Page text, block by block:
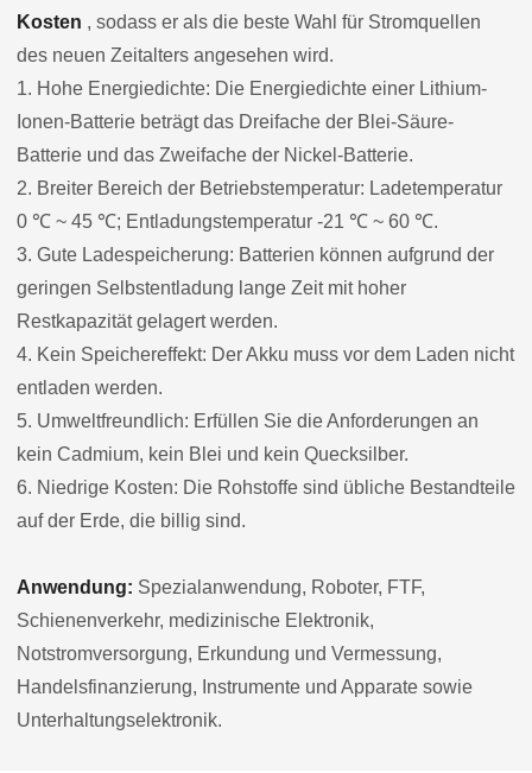
Kosten , sodass er als die beste Wahl für Stromquellen
des neuen Zeitalters angesehen wird.
1. Hohe Energiedichte: Die Energiedichte einer Lithium-
Ionen-Batterie beträgt das Dreifache der Blei-Säure-
Batterie und das Zweifache der Nickel-Batterie.
2. Breiter Bereich der Betriebstemperatur: Ladetemperatur
0 ℃ ~ 45 ℃; Entladungstemperatur -21 ℃ ~ 60 ℃.
3. Gute Ladespeicherung: Batterien können aufgrund der
geringen Selbstentladung lange Zeit mit hoher
Restkapazität gelagert werden.
4. Kein Speichereffekt: Der Akku muss vor dem Laden nicht
entladen werden.
5. Umweltfreundlich: Erfüllen Sie die Anforderungen an
kein Cadmium, kein Blei und kein Quecksilber.
6. Niedrige Kosten: Die Rohstoffe sind übliche Bestandteile
auf der Erde, die billig sind.
Anwendung: Spezialanwendung, Roboter, FTF,
Schienenverkehr, medizinische Elektronik,
Notstromversorgung, Erkundung und Vermessung,
Handelsfinanzierung, Instrumente und Apparate sowie
Unterhaltungselektronik.